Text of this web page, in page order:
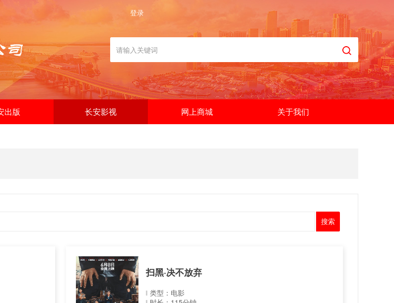
登录
出版 长安影视 网上商城 关于我们
搜索
扫黑·决不放弃
类型：电影